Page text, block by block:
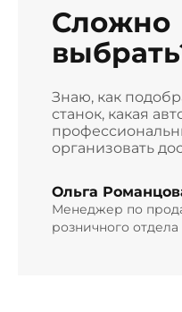
Сложно
Знаю, как
станок, какая
организовать
Ольга
Менеджер по
розничного отдела